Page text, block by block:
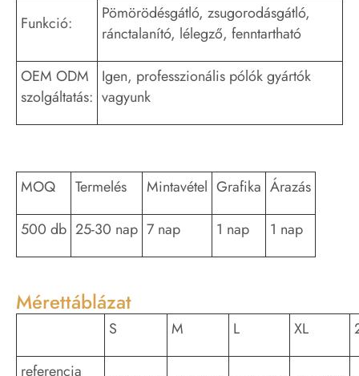
Funkció:
Pömörödésgátló, zsugorodásgátló,
ránctalanító, lélegző, fenntartható
OEM ODM
szolgáltatás:
Igen, professzionális pólók gyártók
vagyunk
MOQ Termelés Mintavétel Grafika Árazás
500 db 25-30 nap 7 nap 1 nap 1 nap
Mérettáblázat
S M L XL
referencia